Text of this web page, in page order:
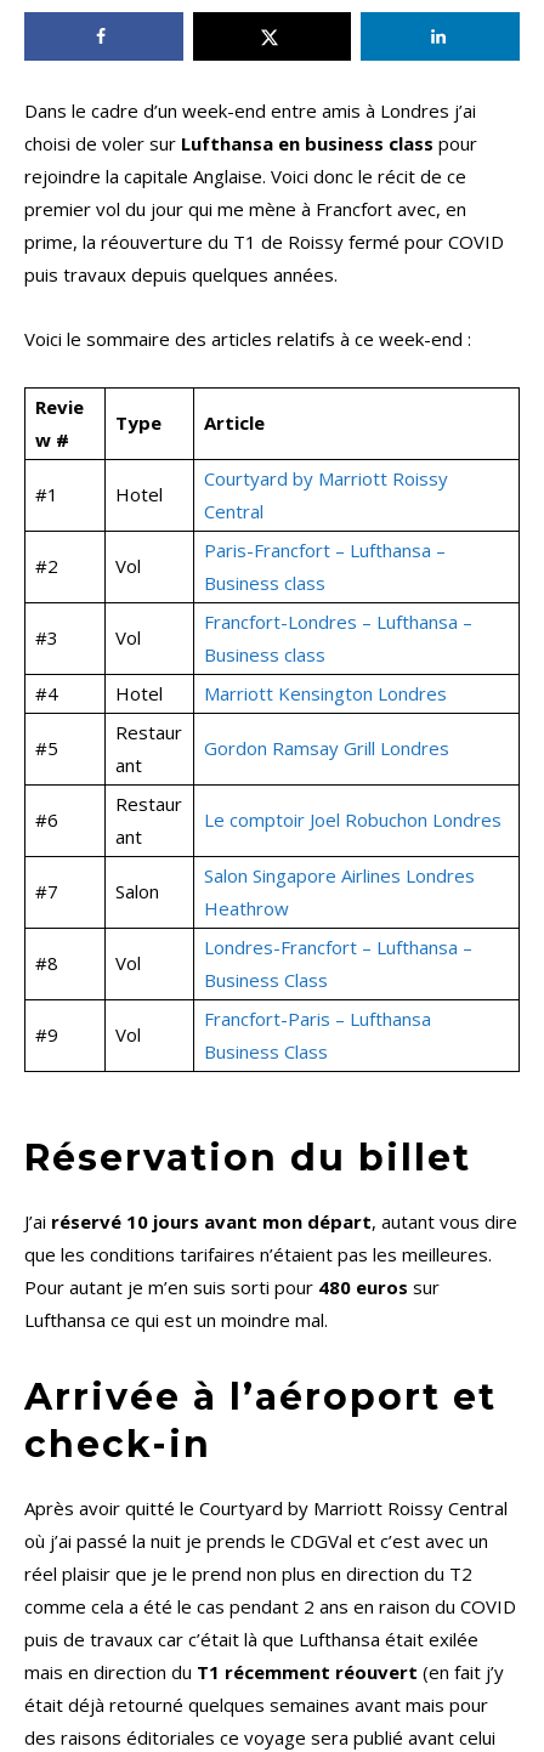
Dans le cadre d’un week-end entre amis à Londres j’ai
choisi de voler sur Lufthansa en business class pour
rejoindre la capitale Anglaise. Voici donc le récit de ce
premier vol du jour qui me mène à Francfort avec, en
prime, la réouverture du T1 de Roissy fermé pour COVID
puis travaux depuis quelques années.
Voici le sommaire des articles relatifs à ce week-end :
Revie
w #
Type Article
#1 Hotel
Courtyard by Marriott Roissy
Central
#2 Vol
Paris-Francfort – Lufthansa –
Business class
#3 Vol
Francfort-Londres – Lufthansa –
Business class
#4
Hotel Marriott Kensington Londres
#5
Restaur
ant
Gordon Ramsay Grill Londres
#6
Restaur
ant
Le comptoir Joel Robuchon Londres
#7 Salon
Salon Singapore Airlines Londres
Heathrow
#8 Vol
Londres-Francfort – Lufthansa –
Business Class
#9 Vol
Francfort-Paris – Lufthansa
Business Class
Réservation du billet
J’ai réservé 10 jours avant mon départ, autant vous dire
que les conditions tarifaires n’étaient pas les meilleures.
Pour autant je m’en suis sorti pour 480 euros sur
Lufthansa ce qui est un moindre mal.
Arrivée à l’aéroport et
check-in
Après avoir quitté le Courtyard by Marriott Roissy Central
où j’ai passé la nuit je prends le CDGVal et c’est avec un
réel plaisir que je le prend non plus en direction du T2
comme cela a été le cas pendant 2 ans en raison du COVID
puis de travaux car c’était là que Lufthansa était exilée
mais en direction du T1 récemment réouvert (en fait j’y
était déjà retourné quelques semaines avant mais pour
des raisons éditoriales ce voyage sera publié avant celui